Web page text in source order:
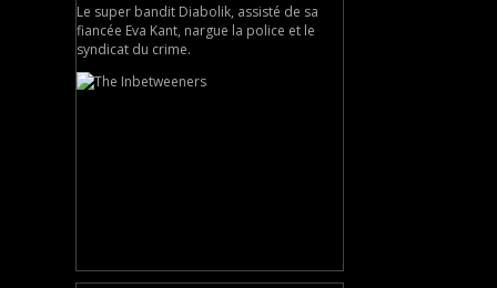
Le super bandit Diabolik, assisté de sa
fiancée Eva Kant, nargue la police et le
syndicat du crime.